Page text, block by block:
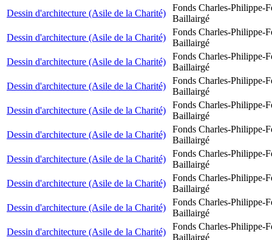
Dessin d'architecture (Asile de la Charité)
Fonds Charles-Philippe-
Baillairgé
Dessin d'architecture (Asile de la Charité)
Fonds Charles-Philippe-
Baillairgé
Dessin d'architecture (Asile de la Charité)
Fonds Charles-Philippe-
Baillairgé
Dessin d'architecture (Asile de la Charité)
Fonds Charles-Philippe-
Baillairgé
Dessin d'architecture (Asile de la Charité)
Fonds Charles-Philippe-
Baillairgé
Dessin d'architecture (Asile de la Charité)
Fonds Charles-Philippe-
Baillairgé
Dessin d'architecture (Asile de la Charité)
Fonds Charles-Philippe-
Baillairgé
Dessin d'architecture (Asile de la Charité)
Fonds Charles-Philippe-
Baillairgé
Dessin d'architecture (Asile de la Charité)
Fonds Charles-Philippe-
Baillairgé
Dessin d'architecture (Asile de la Charité)
Fonds Charles-Philippe-
Baillairgé